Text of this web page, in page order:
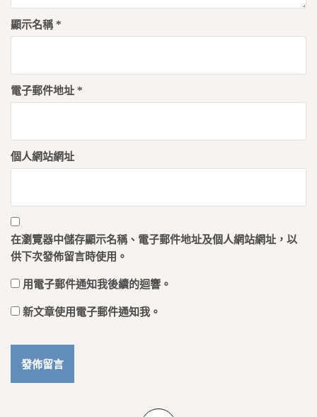
顯示名稱*
電子郵件地址 *
個人網站網址
在瀏覽器中儲存顯示名稱、電子郵件地址及個人網站網址，以
供下次發佈留言時使用。
用電子郵件通知我後續的迴響。
新文章使用電子郵件通知我。